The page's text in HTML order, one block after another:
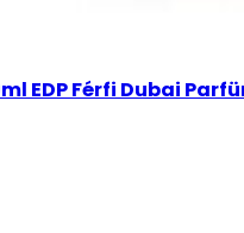
EDP Férfi Dubai